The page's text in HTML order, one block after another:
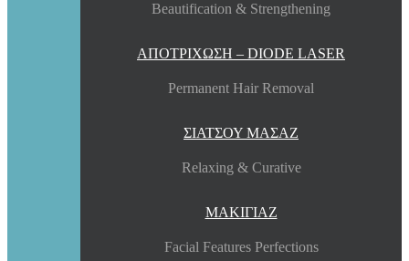
Beautification & Strengthening
ΑΠΟΤΡΙΧΩΣΗ – DIODE LASER
Permanent Hair Removal
ΣΙΑΤΣΟΥ ΜΑΣΑΖ
Relaxing & Curative
ΜΑΚΙΓΙΑΖ
Facial Features Perfections